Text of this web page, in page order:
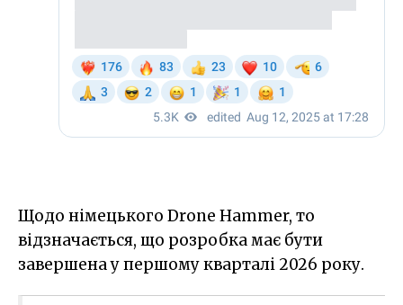
Щодо німецького Drone Hammer, то
відзначається, що розробка має бути
завершена у першому кварталі 2026 року.